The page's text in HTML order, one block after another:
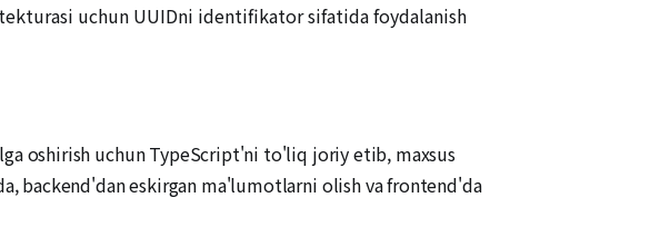
uchun UUIDni identifikator sifatida foydalanish
oshirish uchun TypeScript'ni to'liq joriy etib, maxsus
backend'dan eskirgan ma'lumotlarni olish va frontend'da